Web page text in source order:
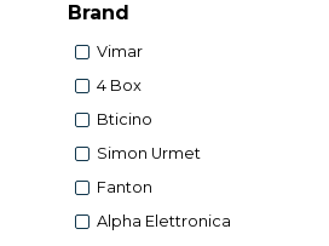
Brand
Vimar
4 Box
Bticino
Simon Urmet
Fanton
Alpha Elettronica